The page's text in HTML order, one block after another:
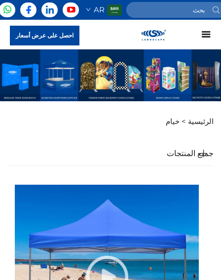
AR
احصل على عرض أسعار
الرئيسية > خيام
جميع المنتجات